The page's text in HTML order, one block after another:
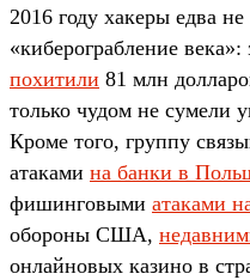
2016 году хакеры едва
«киберограбление
похитили 81 млн
только чудом не сумели
Кроме того, группу
атаками на банки в
фишинговыми атаками
обороны США,
онлайновых казино в